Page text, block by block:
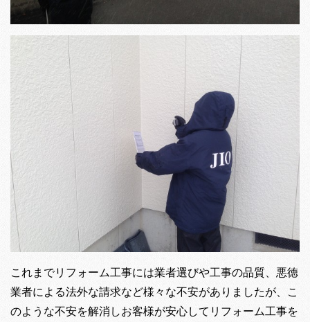
これまでリフォーム工事には業者選びや工事の品質、悪徳
業者による法外な請求など様々な不安がありましたが、こ
のような不安を解消しお客様が安心してリフォーム工事を